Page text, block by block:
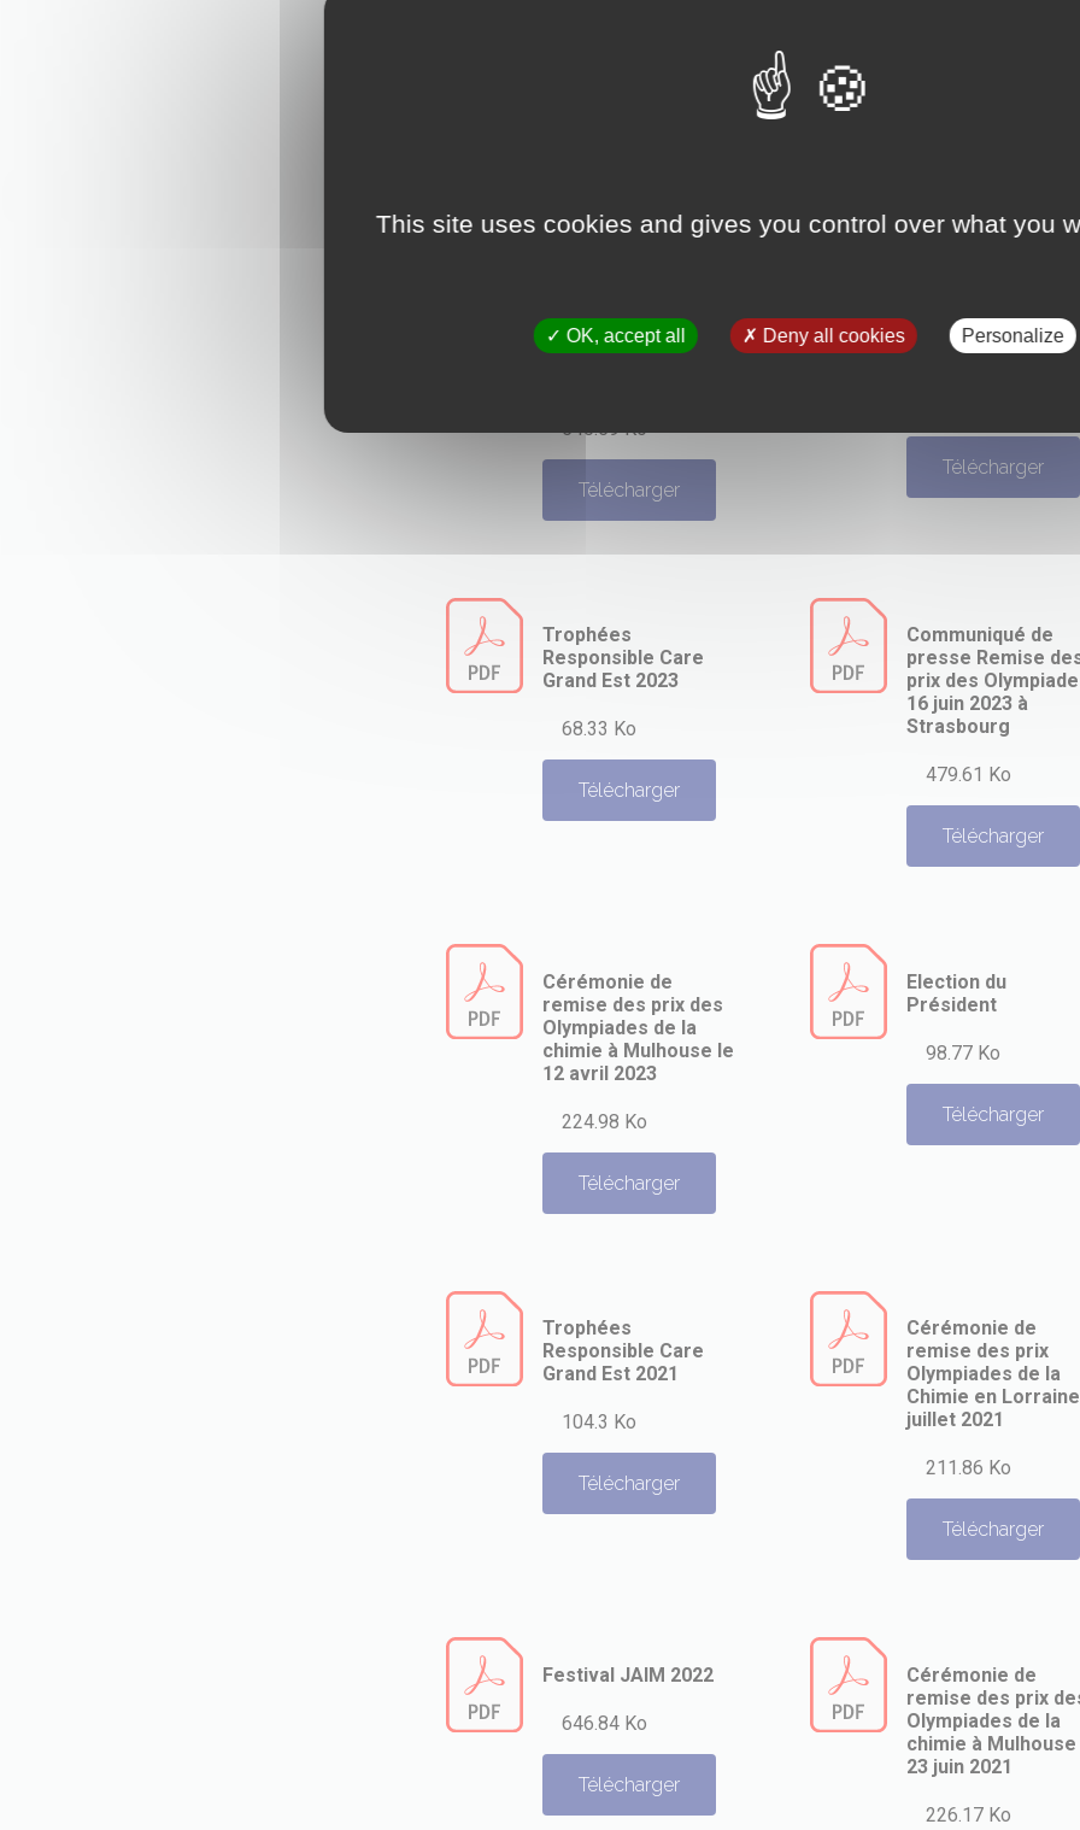
prix des Olympiades
14 juin 2024 à
540.59 Ko
Télécharger
Chimie 17 avril
à Mulhouse
Télécharger
Trophées
Responsible Care
Grand Est 2023
68.33 Ko
Télécharger
Communiqué de
presse Remise
prix des
16 juin 2023 à
Strasbourg
479.61 Ko
Télécharger
Cérémonie de
remise des prix des
Olympiades de la
chimie à Mulhouse le
12 avril 2023
224.98 Ko
Télécharger
Election du
Président
98.77 Ko
Télécharger
Trophées
Responsible Care
Grand Est 2021
104.3 Ko
Télécharger
Cérémonie de
remise des prix
Olympiades de la
Chimie en
juillet 2021
211.86 Ko
Télécharger
Festival JAIM 2022
646.84 Ko
Télécharger
Cérémonie de
remise des prix
Olympiades de la
chimie à
23 juin 2021
226.17 Ko
This site uses cookies and gives you control over what you
OK, accept all Deny all cookies Personalize